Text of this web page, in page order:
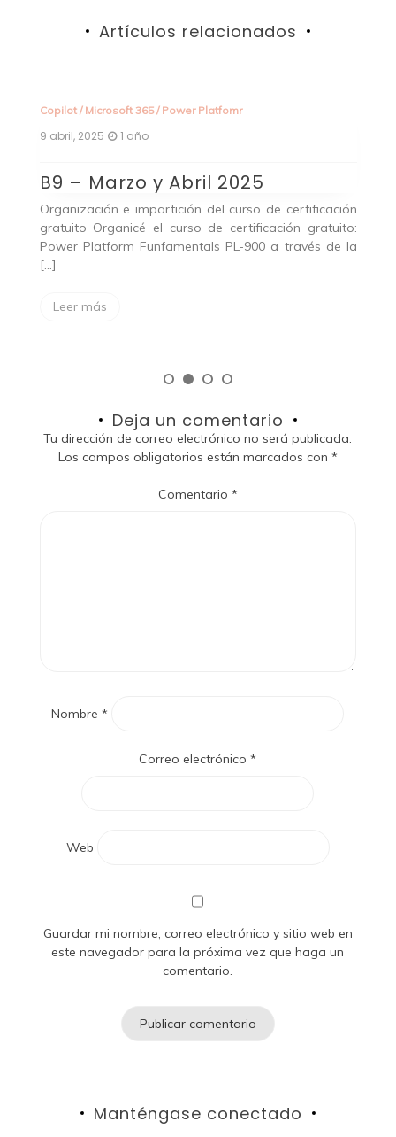
Artículos relacionados
Copilot/Microsoft 365/Power Platfomr
9 abril, 2025 1 año
B9 – Marzo y Abril 2025
Organización e impartición del curso de certificación
gratuito Organicé el curso de certificación gratuito:
Power Platform Funfamentals PL-900 a través de la
Leer más
Ya
Deja un comentario
Tu dirección de correo electrónico no será publicada.
Los campos obligatorios están marcados con *
Comentario *
Nombre*
Correo electrónico*
Web
Guardar mi nombre, correo electrónico y sitio web en
este navegador para la próxima vez que haga un
comentario.
Manténgase conectado